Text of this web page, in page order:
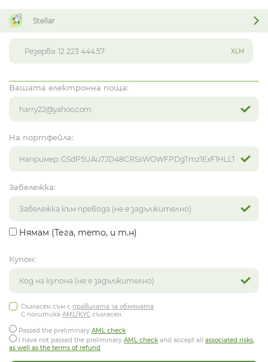
Stellar
XLM
Вашата електронна поща:
На портфейла:
Забележка:
Нямам (Тега, memo, и т.н)
Купон:
Съгласен съм с правилата за обмяната.
С политика AML/KYC съгласен.
Passed the preliminary AML check
I have not passed the preliminary AML check and accept all associated risks,
as well as the terms of refund